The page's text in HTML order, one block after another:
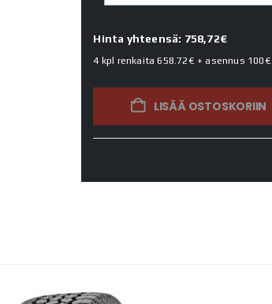
Hinta yhteensä: 758,72€
4 kpl renkaita658.72€+ asennus 100€
LISÄÄ OSTOSKORIIN